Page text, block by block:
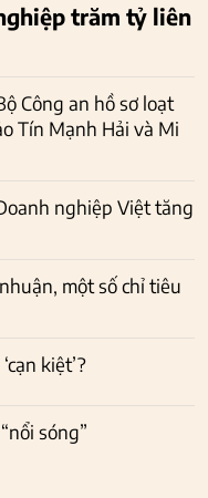
trăm tỷ liên
Công an hồ sơ loạt
Tín Mạnh Hải và Mi
nghiệp Việt tăng
một số chỉ tiêu
kiệt’?
sóng”